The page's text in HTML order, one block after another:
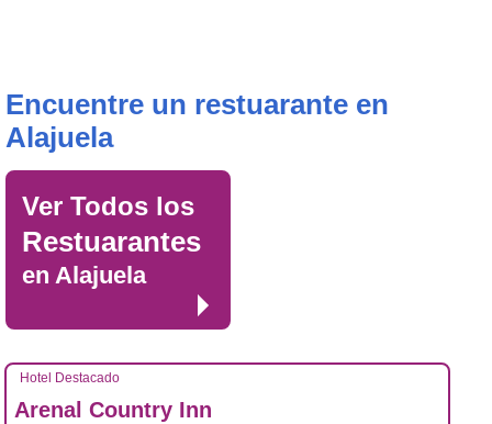
Encuentre un restuarante en
Alajuela
Ver Todos los
Restuarantes
en Alajuela
Hotel Destacado
Arenal Country Inn